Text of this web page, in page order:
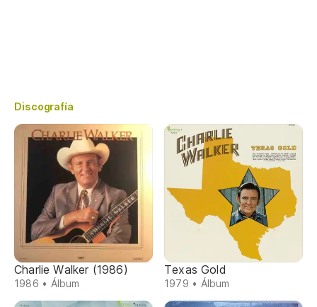
Discografía
Charlie Walker (1986)
1986 • Álbum
Texas Gold
1979 • Álbum